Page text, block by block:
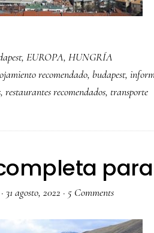
, EUROPA, HUNGRÍA
recomendado, budapest,
, restaurantes recomendados, transporte
· 31 agosto, 2022 · 5 Comments